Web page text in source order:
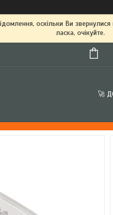
оскільки Ви
ласка, очікуйте.
🚀